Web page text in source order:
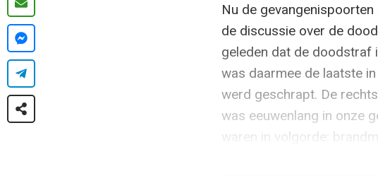
Nu de
de discussie over de
geleden dat de doodstraf
was daarmee de laatste
werd geschrapt. De
was eeuwenlang in onze
waren in volgorde: